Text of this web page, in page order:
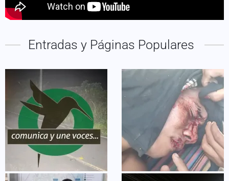
Entradas y Páginas Populares